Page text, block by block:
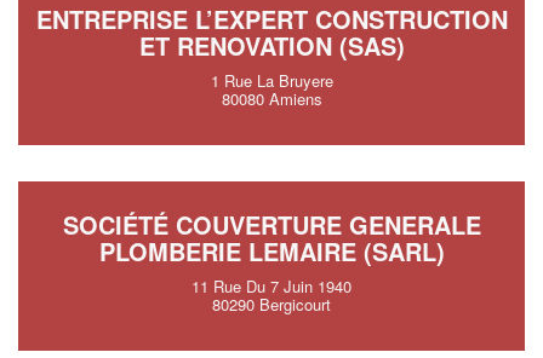
ENTREPRISE L’EXPERT CONSTRUCTION
ET RENOVATION (SAS)
1 Rue La Bruyere
80080 Amiens
SOCIÉTÉ COUVERTURE GENERALE
PLOMBERIE LEMAIRE (SARL)
11 Rue Du 7 Juin 1940
80290 Bergicourt